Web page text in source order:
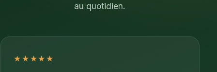
au quotidien.
★★★★★